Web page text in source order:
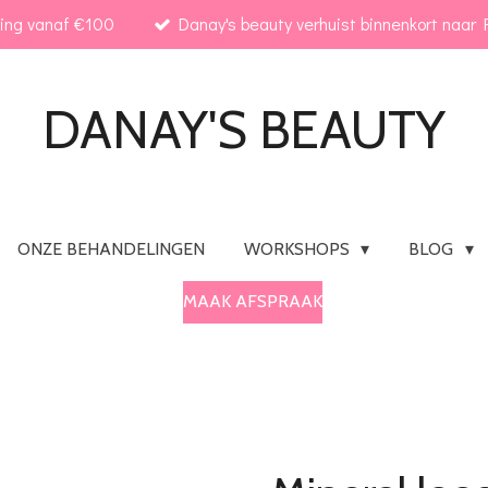
vanaf €100 Danay's beauty verhuist binnenkort naar
DANAY'S BEAUTY
ONZE BEHANDELINGEN WORKSHOPS BLOG
MAAK AFSPRAAK